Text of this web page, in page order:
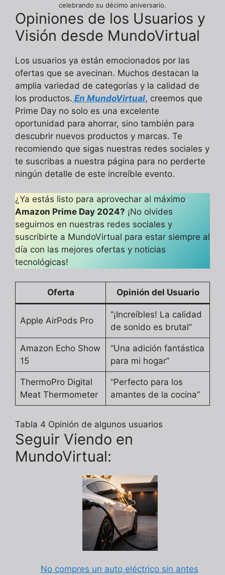
celebrando su décimo aniversario.
Opiniones de los Usuarios y
Visión desde MundoVirtual
Los usuarios ya están emocionados por las
ofertas que se avecinan. Muchos destacan la
amplia variedad de categorías y la calidad de
los productos. En MundoVirtual, creemos que
Prime Day no solo es una excelente
oportunidad para ahorrar, sino también para
descubrir nuevos productos y marcas. Te
recomiendo que sigas nuestras redes sociales y
te suscribas a nuestra página para no perderte
ningún detalle de este increíble evento.
¿Ya estás listo para aprovechar al máximo
Amazon Prime Day 2024? ¡No olvides
seguirnos en nuestras redes sociales y
suscribirte a MundoVirtual para estar siempre al
día con las mejores ofertas y noticias
tecnológicas!
Oferta Opinión del Usuario
Apple AirPods Pro
“¡Increíbles! La calidad
de sonido es brutal”
Amazon Echo Show
15
“Una adición fantástica
para mi hogar”
ThermoPro Digital
Meat Thermometer
“Perfecto para los
amantes de la cocina”
Tabla 4 Opinión de algunos usuarios
Seguir Viendo en
MundoVirtual:
No compres un auto eléctrico sin antes